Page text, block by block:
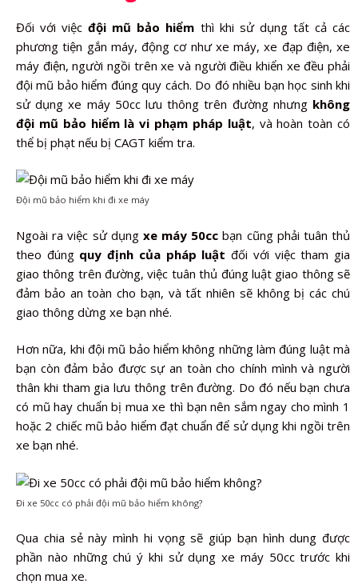
Đối với việcđội mũ bảo hiểm thì khi sử dụng tất cả các
phương tiện gắn máy, động cơ như xe máy, xe đạp điện, xe
máy điện, người ngồi trên xe và người điều khiển xe đều phải
đội mũ bảo hiểm đúng quy cách. Do đó nhiều bạn học sinh khi
sử dụng xe máy 50cc lưu thông trên đường nhưng không
đội mũ bảo hiểm là vi phạm pháp luật, và hoàn toàn có
thể bị phạt nếu bị CAGT kiểm tra.
Đội mũ bảo hiểm khi đi xe máy
Ngoài ra việc sử dụng xe máy 50cc bạn cũng phải tuân thủ
theo đúngquy định của pháp luật đối với việc tham gia
giao thông trên đường, việc tuân thủ đúng luật giao thông sẽ
đảm bảo an toàn cho bạn, và tất nhiên sẽ không bị các chú
giao thông dừng xe bạn nhé.
Hơn nữa, khi đội mũ bảo hiểm không những làm đúng luật mà
bạn còn đảm bảo được sự an toàn cho chính mình và người
thân khi tham gia lưu thông trên đường. Do đó nếu bạn chưa
có mũ hay chuẩn bị mua xe thì bạn nên sắm ngay cho mình 1
hoặc 2 chiếc mũ bảo hiểm đạt chuẩn để sử dụng khi ngồi trên
xe bạn nhé.
Đi xe 50cc có phải đội mũ bảo hiểm không?
Qua chia sẻ này mình hi vọng sẽ giúp bạn hình dung được
phần nào những chú ý khi sử dụng xe máy 50cc trước khi
chọn mua xe.